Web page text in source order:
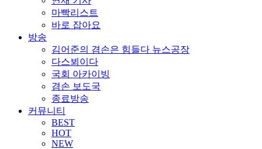
마빡리스트
바로 잡아요
방송
김어준의 겸손은 힘들다 뉴스공장
다스뵈이다
국회 아카이빙
겸손 보도국
종료방송
커뮤니티
BEST
HOT
NEW